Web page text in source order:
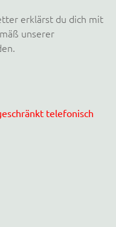
erklärst du dich mit
unserer
telefonisch